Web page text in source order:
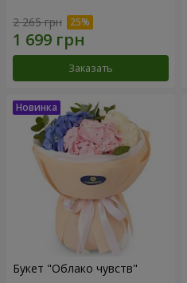
2 265 грн
Заказать
Букет "Облако чувств"